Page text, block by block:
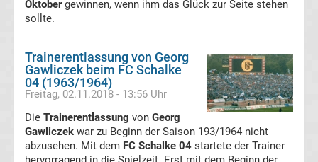
Champions
League
Tabelle
Champions
League
Oktobergewinnen, wenn ihm das Glück zur Seite stehen
sollte.
Trainerentlassung von Georg
Gawliczek beim FC Schalke
04 (1963/1964)
Freitag, 02.11.2018 - 13:56 Uhr
Die Trainerentlassung von Georg
Gawliczek war zu Beginn der Saison 193/1964 nicht
abzusehen. Mit dem FC Schalke 04 startete der Trainer